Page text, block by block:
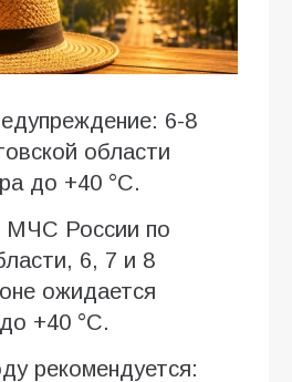
6-8
области
до +40 °C.
МЧС России по
6, 7 и 8
ожидается
+40 °C.
рекомендуется: